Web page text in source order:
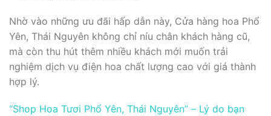
Nhờ vào những ưu đãi hấp dẫn này, Cửa hàng hoa Phổ
Yên, Thái Nguyên không chỉ níu chân khách hàng cũ,
mà còn thu hút thêm nhiều khách mới muốn trải
nghiệm dịch vụ điện hoa chất lượng cao với giá thành
hợp lý.
“Shop Hoa Tươi Phổ Yên, Thái Nguyên” – Lý do bạn